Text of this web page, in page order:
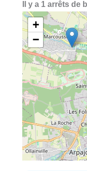
Il y a 1 arrêts de
+
−